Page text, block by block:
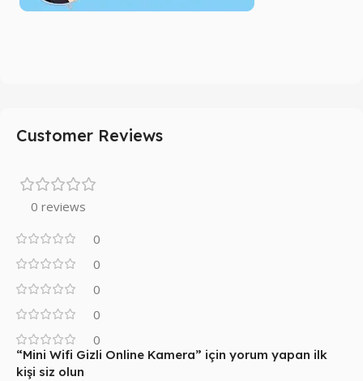
Customer Reviews
0 reviews
0
0
0
0
0
“Mini Wifi Gizli Online Kamera” için yorum yapan ilk
kişi siz olun